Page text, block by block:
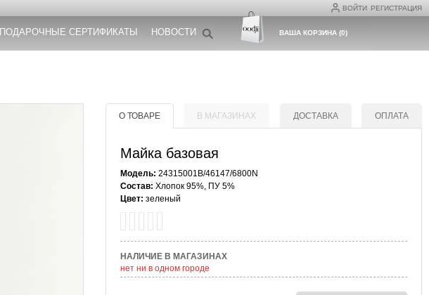
ВОЙТИ РЕГИСТРАЦИЯ
ПОДАРОЧНЫЕ СЕРТИФИКАТЫ НОВОСТИ ВАША КОРЗИНА(0)
О ТОВАРЕ В МАГАЗИНАХ ДОСТАВКА ОПЛАТА
Майка базовая
Модель: 24315001B/46147/6800N
Состав: Хлопок 95%, ПУ 5%
Цвет: зеленый
НАЛИЧИЕ В МАГАЗИНАХ
нет ни в одном городе